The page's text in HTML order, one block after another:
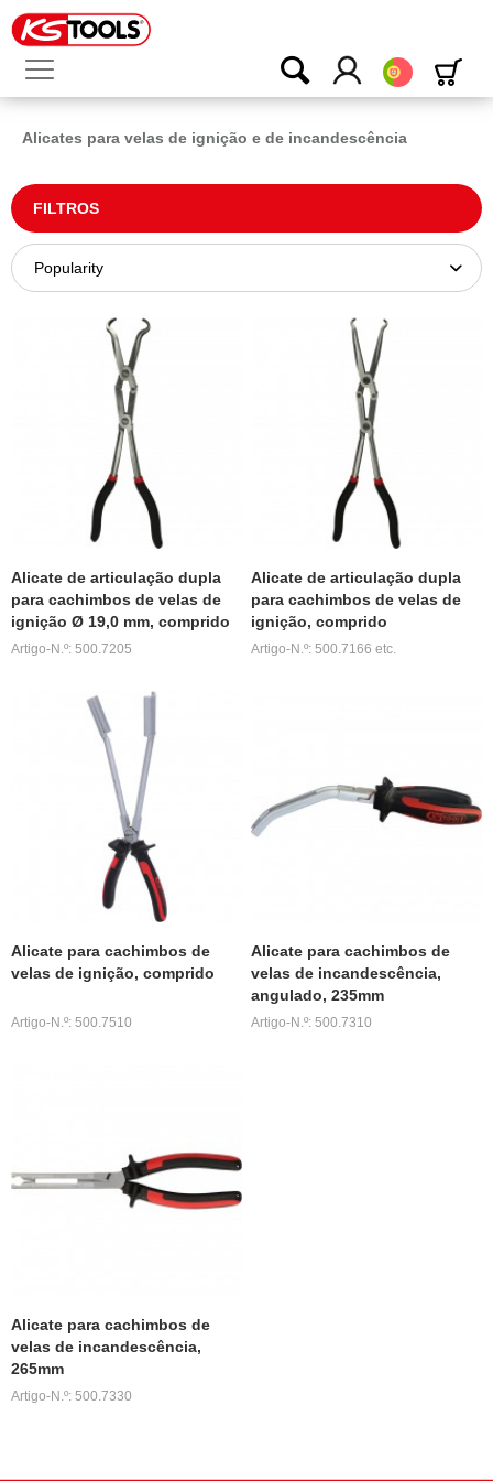
Português
Alicates para velas de ignição e de incandescência
FILTROS
Alicate de articulação dupla
para cachimbos de velas de
ignição Ø 19,0 mm, comprido
Artigo-N.º: 500.7205
Alicate de articulação dupla
para cachimbos de velas de
ignição, comprido
Artigo-N.º: 500.7166 etc.
Alicate para cachimbos de
velas de ignição, comprido
Artigo-N.º: 500.7510
Alicate para cachimbos de
velas de incandescência,
angulado, 235mm
Artigo-N.º: 500.7310
Alicate para cachimbos de
velas de incandescência,
265mm
Artigo-N.º: 500.7330